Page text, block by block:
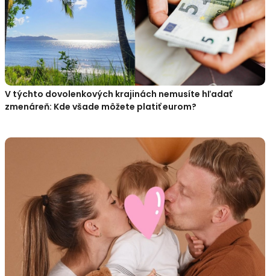
V týchto dovolenkových krajinách nemusíte hľadať
zmenáreň: Kde všade môžete platiť eurom?